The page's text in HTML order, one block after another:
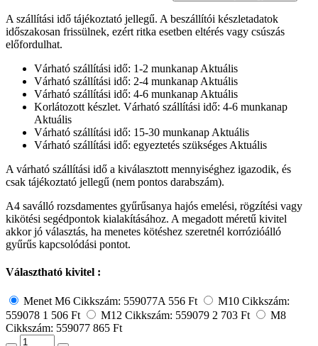
A szállítási idő tájékoztató jellegű. A beszállítói készletadatok
időszakosan frissülnek, ezért ritka esetben eltérés vagy csúszás
előfordulhat.
Várható szállítási idő: 1-2 munkanap Aktuális
Várható szállítási idő: 2-4 munkanap Aktuális
Várható szállítási idő: 4-6 munkanap Aktuális
Korlátozott készlet. Várható szállítási idő: 4-6 munkanap
Aktuális
Várható szállítási idő: 15-30 munkanap Aktuális
Várható szállítási idő: egyeztetés szükséges Aktuális
A várható szállítási idő a kiválasztott mennyiséghez igazodik, és
csak tájékoztató jellegű (nem pontos darabszám).
A4 saválló rozsdamentes gyűrűsanya hajós emelési, rögzítési vagy
kikötési segédpontok kialakításához. A megadott méretű kivitel
akkor jó választás, ha menetes kötéshez szeretnél korrózióálló
gyűrűs kapcsolódási pontot.
Választható kivitel :
Menet M6 Cikkszám: 559077A 556 Ft M10 Cikkszám:
559078 1 506 Ft M12 Cikkszám: 559079 2 703 Ft
M8
Cikkszám: 559077 865 Ft